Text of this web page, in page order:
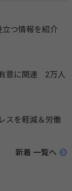
立つ情報を紹介
意に関連 2万人
スを軽減＆労働
新着 一覧へ